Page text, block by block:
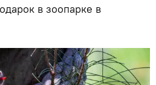
в зоопарке в